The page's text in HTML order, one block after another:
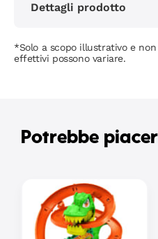
Dettagli prodotto
*Solo a scopo illustrativo e
effettivi possono variare.
Potrebbe